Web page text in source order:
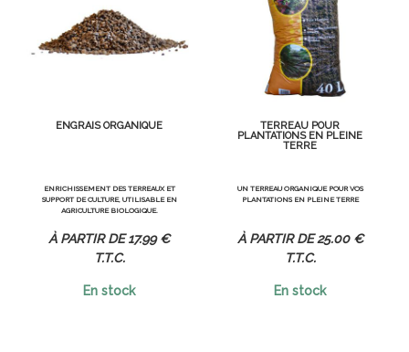
ENGRAIS ORGANIQUE
ENRICHISSEMENT DES TERREAUX ET
SUPPORT DE CULTURE, UTILISABLE EN
AGRICULTURE BIOLOGIQUE.
17.99 €
T.T.C.
En stock
TERREAU POUR
PLANTATIONS EN PLEINE
TERRE
UN TERREAU ORGANIQUE POUR VOS
PLANTATIONS EN PLEINE TERRE
25.00 €
T.T.C.
En stock